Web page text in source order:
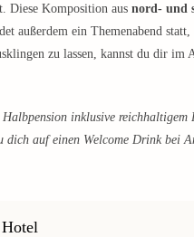
Diese Komposition aus nord- und
außerdem ein Themenabend
zu lassen, kannst du dir im
inklusive
auf einen Welcome Drink bei